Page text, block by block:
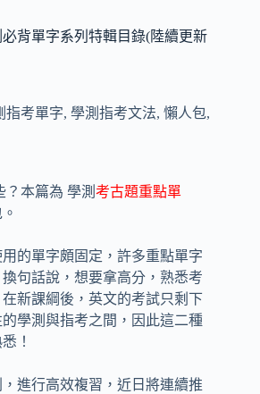
必背單字系列特輯目錄(陸續更新
指考單字, 學測指考文法, 懶人包,
本篇為 學測 考古題重點單
的單字頗固定，許多重點單字
句話說，想要拿高分，熟悉考
新課綱後，英文的考試只剩下
學測與指考之間，因此這二種
！
進行高效複習，近日將連續推